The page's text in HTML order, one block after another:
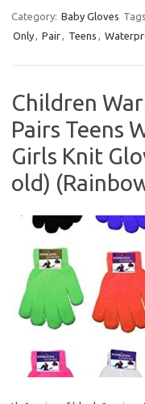
Category: Baby Gloves
Only, Pair, Teens ,
Children
Pairs Teens
Girls Knit
old)